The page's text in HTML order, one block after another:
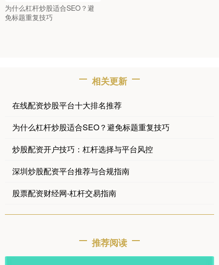
为什么杠杆炒股适合SEO？避
免标题重复技巧
相关更新
在线配资炒股平台十大排名推荐
为什么杠杆炒股适合SEO？避免标题重复技巧
炒股配资开户技巧：杠杆选择与平台风控
深圳炒股配资平台推荐与合规指南
股票配资财经网-杠杆交易指南
推荐阅读